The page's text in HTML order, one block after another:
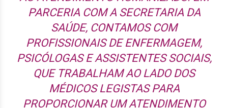
PARCERIA COM A SECRETARIA DA
SAÚDE, CONTAMOS COM
PROFISSIONAIS DE ENFERMAGEM,
PSICÓLOGAS E ASSISTENTES SOCIAIS,
QUE TRABALHAM AO LADO DOS
MÉDICOS LEGISTAS PARA
PROPORCIONAR UM ATENDIMENTO